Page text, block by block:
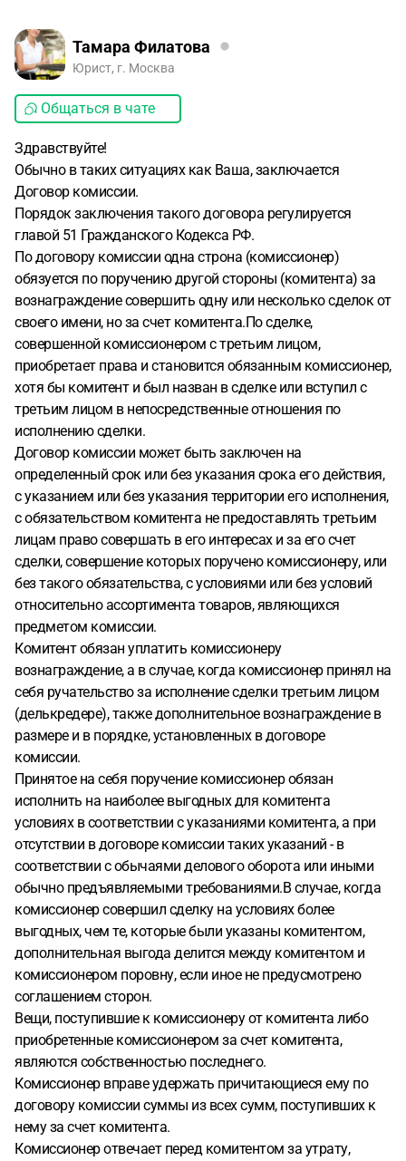
Тамара Филатова
Юрист, г. Москва
Общаться в чате
Здравствуйте!
Обычно в таких ситуациях как Ваша, заключается
Договор комиссии.
Порядок заключения такого договора регулируется
главой 51 Гражданского Кодекса РФ.
По договору комиссии одна строна (комиссионер)
обязуется по поручению другой стороны (комитента) за
вознаграждение совершить одну или несколько сделок от
своего имени, но за счет комитента.По сделке,
совершенной комиссионером с третьим лицом,
приобретает права и становится обязанным комиссионер,
хотя бы комитент и был назван в сделке или вступил с
третьим лицом в непосредственные отношения по
исполнению сделки.
Договор комиссии может быть заключен на
определенный срок или без указания срока его действия,
с указанием или без указания территории его исполнения,
с обязательством комитента не предоставлять третьим
лицам право совершать в его интересах и за его счет
сделки, совершение которых поручено комиссионеру, или
без такого обязательства, с условиями или без условий
относительно ассортимента товаров, являющихся
предметом комиссии.
Комитент обязан уплатить комиссионеру
вознаграждение, а в случае, когда комиссионер принял на
себя ручательство за исполнение сделки третьим лицом
(делькредере), также дополнительное вознаграждение в
размере и в порядке, установленных в договоре
комиссии.
Принятое на себя поручение комиссионер обязан
исполнить на наиболее выгодных для комитента
условиях в соответствии с указаниями комитента, а при
отсутствии в договоре комиссии таких указаний - в
соответствии с обычаями делового оборота или иными
обычно предъявляемыми требованиями.В случае, когда
комиссионер совершил сделку на условиях более
выгодных, чем те, которые были указаны комитентом,
дополнительная выгода делится между комитентом и
комиссионером поровну, если иное не предусмотрено
соглашением сторон.
Вещи, поступившие к комиссионеру от комитента либо
приобретенные комиссионером за счет комитента,
являются собственностью последнего.
Комиссионер вправе удержать причитающиеся ему по
договору комиссии суммы из всех сумм, поступивших к
нему за счет комитента.
Комиссионер отвечает перед комитентом за утрату,